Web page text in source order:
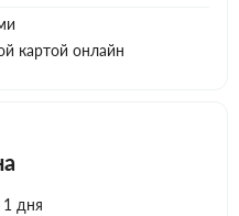
картой онлайн
1 дня